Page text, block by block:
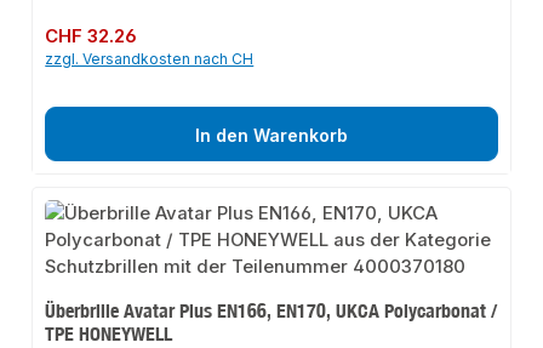
Regulärer Preis:
CHF 32.26
zzgl. Versandkosten nach CH
In den Warenkorb
Überbrille Avatar Plus EN166, EN170, UKCA Polycarbonat /
TPE HONEYWELL